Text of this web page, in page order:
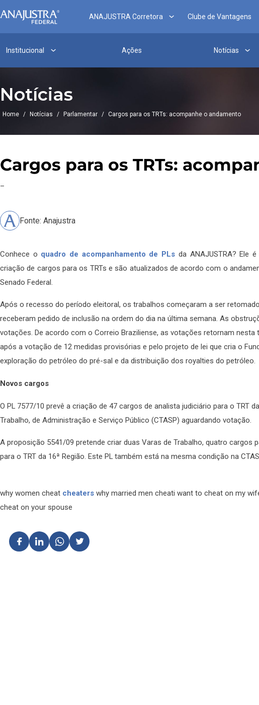
ANAJUSTRA Corretora Clube de Vantagens
Institucional Ações Notícias
Notícias
Home / Notícias / Parlamentar / Cargos para os TRTs: acompanhe o andamento
Cargos para os TRTs:
–
Fonte: Anajustra
Conhece o quadro de acompanhamento de PLs da ANAJUSTRA? Ele
criação de cargos para os TRTs e são atualizados de acordo com o
Senado Federal.
Após o recesso do período eleitoral, os trabalhos começaram a ser
receberam pedido de inclusão na ordem do dia na última semana. As
votações. De acordo com o Correio Braziliense, as votações retornam nesta
após a votação de 12 medidas provisórias e pelo projeto de lei que cria o
exploração do petróleo do pré-sal e da distribuição dos royalties do petróleo.
Novos cargos
O PL 7577/10 prevê a criação de 47 cargos de analista judiciário para o TRT
Trabalho, de Administração e Serviço Público (CTASP) aguardando votação.
A proposição 5541/09 pretende criar duas Varas de Trabalho, quatro cargos
para o TRT da 16ª Região. Este PL também está na mesma condição na
why women cheat cheaters why married men cheati want to cheat on my
cheat on your spouse